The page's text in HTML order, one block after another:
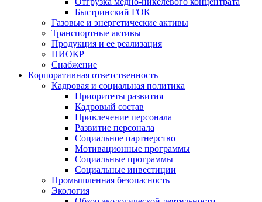
Быстринский ГОК
Газовые и энергетические активы
Транспортные активы
Продукция и ее реализация
НИОКР
Снабжение
Корпоративная ответственность
Кадровая и социальная политика
Приоритеты развития
Кадровый состав
Привлечение персонала
Развитие персонала
Социальное партнерство
Мотивационные программы
Социальные программы
Социальные инвестиции
Промышленная безопасность
Экология